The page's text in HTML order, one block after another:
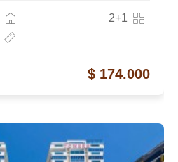
2+1
174.000 $